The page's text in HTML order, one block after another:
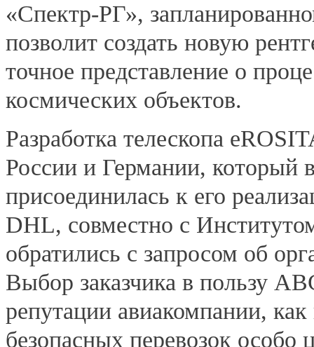
«Спектр-РГ»,
позволит создать новую
точное представление о
космических объектов.
Разработка телескопа
России и Германии, который
присоединилась к его
DHL, совместно с
обратились с запросом об
Выбор заказчика в пользу
репутации авиакомпании,
безопасных перевозок